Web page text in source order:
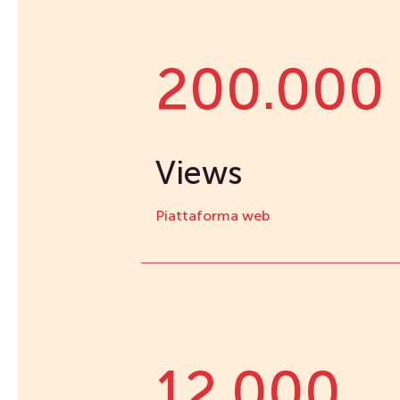
200.000
Views
Piattaforma web